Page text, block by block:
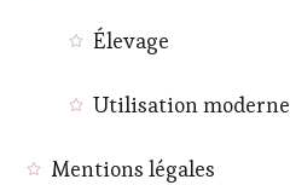
Élevage
Utilisation moderne
Mentions légales